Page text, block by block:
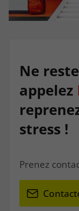
Ne
appelez
stress !
Prenez